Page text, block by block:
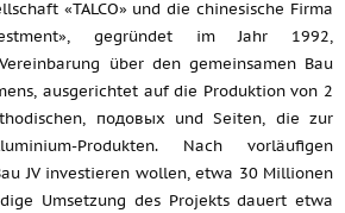
«TALCO» und die chinesische Firma
gegründet im Jahr 1992,
über den gemeinsamen Bau
ausgerichtet auf die Produktion von 2
подовых und Seiten, die zur
Produkten. Nach vorläufigen
JV investieren wollen, etwa 30 Millionen
Umsetzung des Projekts dauert etwa